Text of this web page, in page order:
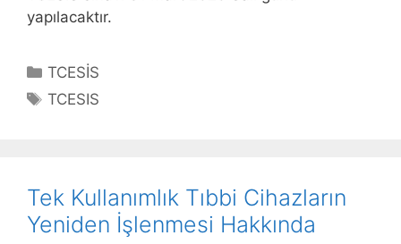
yapılacaktır.
Kategoriler
TCESİS
Etiketler
TCESIS
Tek Kullanımlık Tıbbi Cihazların
Yeniden İşlenmesi Hakkında